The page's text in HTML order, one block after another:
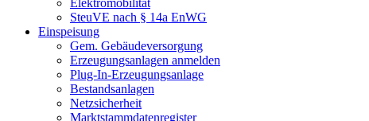
Elektromobilität
SteuVE nach § 14a EnWG
Einspeisung
Gem. Gebäudeversorgung
Erzeugungsanlagen anmelden
Plug-In-Erzeugungsanlage
Bestandsanlagen
Netzsicherheit
Marktstammdatenregister